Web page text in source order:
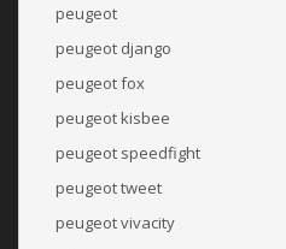
peugeot
peugeot django
peugeot fox
peugeot kisbee
peugeot speedfight
peugeot tweet
peugeot vivacity